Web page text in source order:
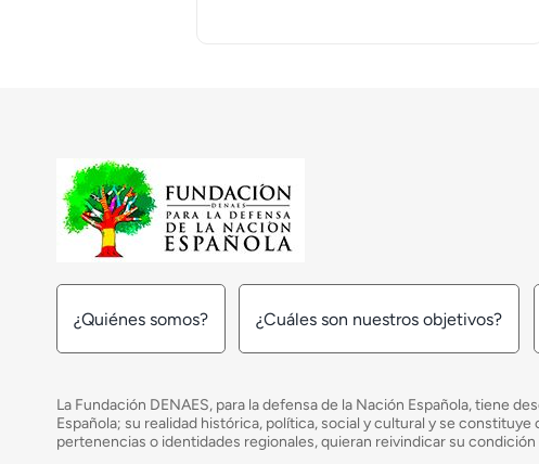
¿Quiénes somos? ¿Cuáles son nuestros objetivos?
La Fundación DENAES, para la defensa de la Nación Española, tiene
Española; su realidad histórica, política, social y cultural y se
pertenencias o identidades regionales, quieran reivindicar su